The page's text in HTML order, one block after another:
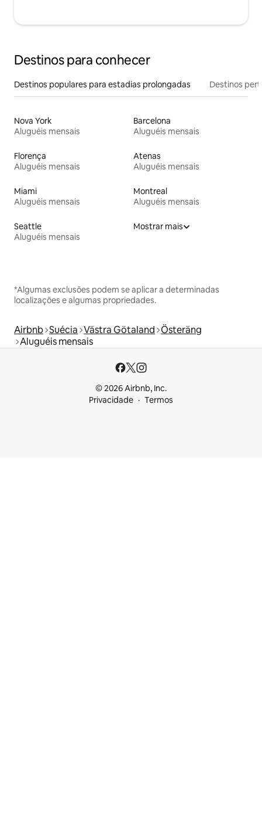
Destinos para conhecer
Destinos populares para estadias prolongadas Destinos
Nova York
Aluguéis mensais
Barcelona
Aluguéis mensais
Florença
Aluguéis mensais
Atenas
Aluguéis mensais
Miami
Aluguéis mensais
Montreal
Aluguéis mensais
Seattle
Aluguéis mensais
Mostrar mais
*Algumas exclusões podem se aplicar a determinadas
localizações e algumas propriedades.
Airbnb Suécia Västra Götaland Österäng
Aluguéis mensais
© 2026 Airbnb, Inc.
Privacidade
Termos